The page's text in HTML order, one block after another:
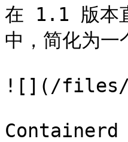
在 1.1 版
中，简化为一
![](/files/-
Containerd